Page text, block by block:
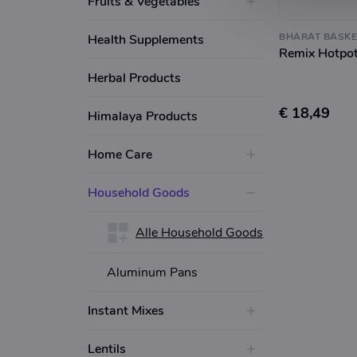
Health Supplements
Herbal Products
Himalaya Products
Home Care
Household Goods
Alle Household Goods
Aluminum Pans
Instant Mixes
Lentils
BHARAT
Remix
€ 18,49